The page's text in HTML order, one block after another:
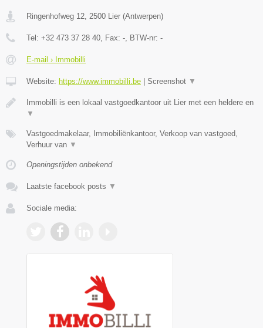
Ringenhofweg 12, 2500 Lier (Antwerpen)
Tel: +32 473 37 28 40, Fax: -, BTW-nr: -
E-mail › Immobilli
Website: https://www.immobilli.be Screenshot ▼
Immobilli is een lokaal vastgoedkantoor uit Lier met een heldere en
▼
Vastgoedmakelaar, Immobiliënkantoor, Verkoop van vastgoed,
Verhuur van ▼
Openingstijden onbekend
Laatste facebook posts ▼
Sociale media: